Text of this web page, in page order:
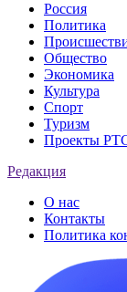
Россия
Политика
Общество
Экономика
Культура
Спорт
Туризм
Проекты
Редакция
О нас
Контакты
Политика